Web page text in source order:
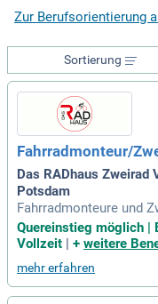
Zur Berufsorientierung
Sortierung
Fahrradmonteur/
Das RADhaus Zweirad
Potsdam
Fahrradmonteure und
ür die hochwertige
kes zuständig. Zu ihren
ierte Talente, gerne
r das Radfahren. Ein
Quereinstieg möglich |
Vollzeit | + weitere
mehr erfahren